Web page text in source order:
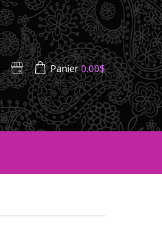
Panier0.00$